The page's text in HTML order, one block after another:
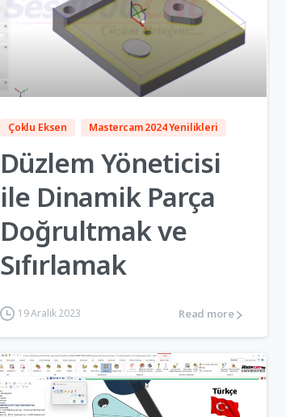
Çoklu Eksen Mastercam 2024 Yenilikleri
Düzlem Yöneticisi
ile Dinamik Parça
Doğrultmak ve
Sıfırlamak
19 Aralık 2023 Read more